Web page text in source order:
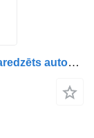
Herion 8022852 pneimatiskais vārsts paredzēts autobusa